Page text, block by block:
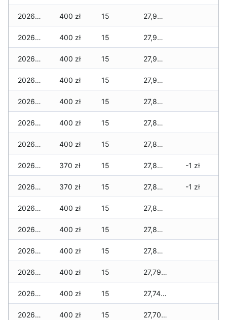
2026-07-23 400 zł 15 27,990 zł
2026-07-22 400 zł 15 27,990 zł
2026-07-21 400 zł 15 27,940 zł
2026-07-20 400 zł 15 27,940 zł
2026-07-18 400 zł 15 27,860 zł
2026-07-17 400 zł 15 27,860 zł
2026-07-16 400 zł 15 27,860 zł
2026-07-15 370 zł 15 27,830 zł -1 zł
2026-07-14 370 zł 15 27,830 zł -1 zł
2026-07-13 400 zł 15 27,830 zł
2026-07-12 400 zł 15 27,830 zł
2026-07-11 400 zł 15 27,830 zł
2026-07-10 400 zł 15 27,790 zł
2026-07-09 400 zł 15 27,740 zł
2026-07-08 400 zł 15 27,700 zł